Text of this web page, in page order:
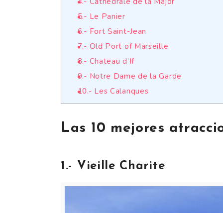
5.- Le Panier
6.- Fort Saint-Jean
7.- Old Port of Marseille
8.- Chateau d’If
9.- Notre Dame de la Garde
10.- Les Calanques
Las 10 mejores
1.- Vieille Charite